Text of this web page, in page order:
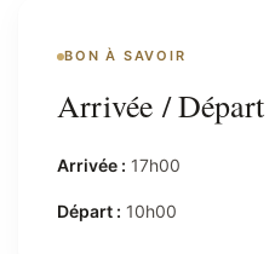
BON À SAVOIR
Arrivée / Départ
Arrivée : 17h00
Départ : 10h00